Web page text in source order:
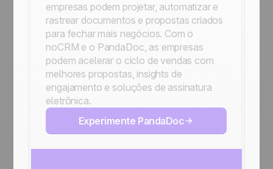
empresas podem projetar, automatizar e
rastrear documentos e propostas criados
para fechar mais negócios. Com o
noCRM e o PandaDoc, as empresas
podem acelerar o ciclo de vendas com
melhores propostas, insights de
engajamento e soluções de assinatura
eletrônica.
Experimente PandaDoc